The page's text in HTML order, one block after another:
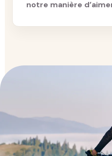
notre manière